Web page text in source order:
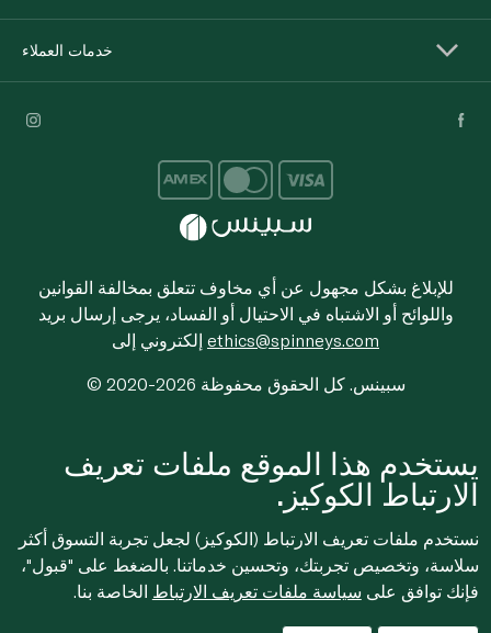
خدمات العملاء
للإبلاغ بشكل مجهول عن أي مخاوف تتعلق بمخالفة القوانين
واللوائح أو الاشتباه في الاحتيال أو الفساد، يرجى إرسال بريد
ethics@spinneys.com
© 2020-2026 سبينس. كل الحقوق محفوظة
يستخدم هذا الموقع ملفات تعريف
الارتباط الكوكيز.
نستخدم ملفات تعريف الارتباط (الكوكيز) لجعل تجربة التسوق أكثر
سلاسة، وتخصيص تجربتك، وتحسين خدماتنا. بالضغط على "قبول"،
فإنك توافق على سياسة ملفات تعريف الارتباط الخاصة بنا.